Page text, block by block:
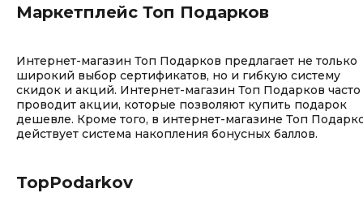
Маркетплейс Топ Подарков
Интернет-магазин Топ Подарков предлагает не только
широкий выбор сертификатов, но и гибкую систему
скидок и акций. Интернет-магазин Топ Подарков часто
проводит акции, которые позволяют купить подарок
дешевле. Кроме того, в интернет-магазине Топ
действует система накопления бонусных баллов.
TopPodarkov